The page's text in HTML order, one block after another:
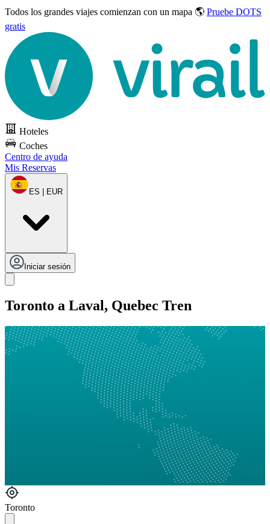
Todos los grandes viajes comienzan con un mapa 🌎 Pruebe DOTS
gratis
Hoteles
Coches
Centro de ayuda
Mis Reservas
ES | EUR
Iniciar sesión
Toronto a Laval, Quebec Tren
Toronto